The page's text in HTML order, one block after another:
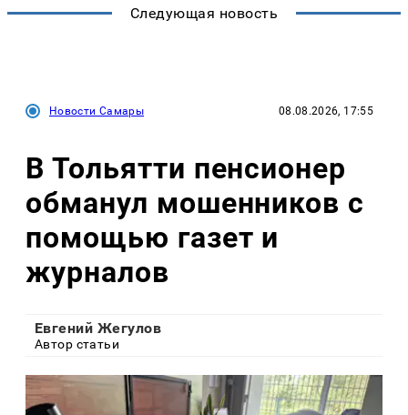
Следующая новость
Новости Самары 08.08.2026, 17:55
В Тольятти пенсионер
обманул мошенников с
помощью газет и
журналов
Евгений Жегулов
Автор статьи